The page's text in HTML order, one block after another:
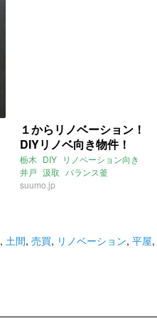
１からリノベーション！
DIYリノベ向き物件！
栃木 DIY リノベーション向き
井戸 汲取 バランス釜
suumo.jp
, 土間, 売買, リノベーション, 平屋,